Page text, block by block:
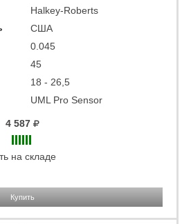
Halkey-Roberts
США
0.045
45
18 - 26,5
UML Pro Sensor
4 587
на складе
Купить